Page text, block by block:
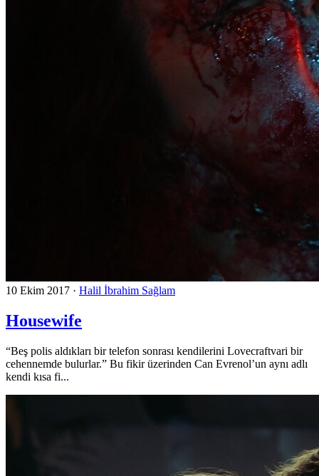
10 Ekim 2017 · Halil İbrahim Sağlam
Housewife
“Beş polis aldıkları bir telefon sonrası kendilerini Lovecraftvari bir
cehennemde bulurlar.” Bu fikir üzerinden Can Evrenol’un aynı adlı
kendi kısa fi...